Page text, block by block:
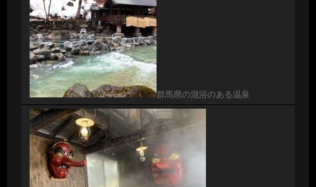
群馬県の混浴のある温泉